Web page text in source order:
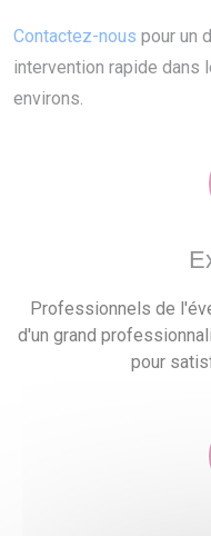
Contactez-nous pour un
intervention rapide dans
environs.
Professionnels de
d'un grand
pour